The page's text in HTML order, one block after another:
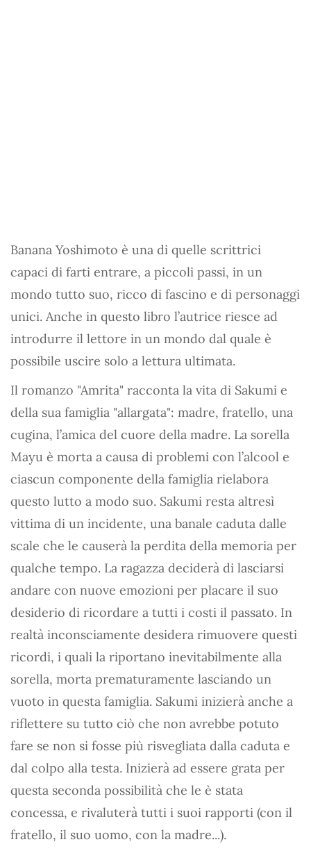
Banana Yoshimoto è una di quelle scrittrici
capaci di farti entrare, a piccoli passi, in un
mondo tutto suo, ricco di fascino e di personaggi
unici. Anche in questo libro l’autrice riesce ad
introdurre il lettore in un mondo dal quale è
possibile uscire solo a lettura ultimata.
Il romanzo "Amrita" racconta la vita di Sakumi e
della sua famiglia "allargata": madre, fratello, una
cugina, l’amica del cuore della madre. La sorella
Mayu è morta a causa di problemi con l’alcool e
ciascun componente della famiglia rielabora
questo lutto a modo suo. Sakumi resta altresì
vittima di un incidente, una banale caduta dalle
scale che le causerà la perdita della memoria per
qualche tempo. La ragazza deciderà di lasciarsi
andare con nuove emozioni per placare il suo
desiderio di ricordare a tutti i costi il passato. In
realtà inconsciamente desidera rimuovere questi
ricordi, i quali la riportano inevitabilmente alla
sorella, morta prematuramente lasciando un
vuoto in questa famiglia. Sakumi inizierà anche a
riflettere su tutto ciò che non avrebbe potuto
fare se non si fosse più risvegliata dalla caduta e
dal colpo alla testa. Inizierà ad essere grata per
questa seconda possibilità che le è stata
concessa, e rivaluterà tutti i suoi rapporti (con il
fratello, il suo uomo, con la madre...).